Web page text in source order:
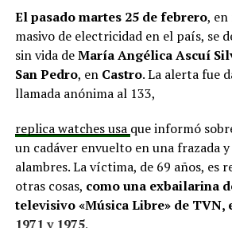
proyectos elegibles tanto en PMU
que hasta la fecha no han recibido
si se entregarán los recursos.
estos son proyectos que vienen
hace tiempo y que hoy están en
En la comuna deCuraco de Vélez, la
Yáñezindicó que históricamente la
a los municipios en diversos
que durante el año se asignen nuevos
reconoció una disminución evidente
El pasado martes 25 de febrero, en
masivo de electricidad en el país, se
sin vida deMaría Angélica Ascuí
San Pedro, en Castro. La alerta fue
llamada anónima al 133,
replica watches usa que informó
un cadáver envuelto en una frazada
alambres. La víctima, de 69 años, es
otras cosas, como una exbailarina
televisivo «Música Libre» de TVN,
1971 y 1975.